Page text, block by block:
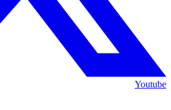
Youtube